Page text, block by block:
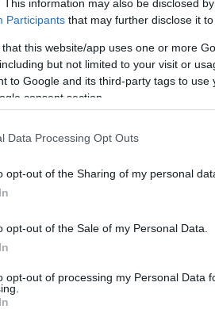
This information may also be disclosed
Participants that may further disclose it
that this website/app uses one or more
but not limited to your visit or
to Google and its third-party tags to
consent section.
Data Processing Opt Outs
opt-out of the Sharing of my personal
opt-out of the Sale of my Personal Data.
opt-out of processing my Personal Data
το μερίδιο που του
συνεργασία σας,
Οι